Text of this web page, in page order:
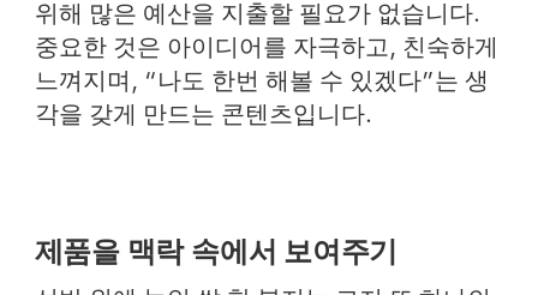
위해 많은 예산을 지출할 필요가 없습니다.
중요한 것은 아이디어를 자극하고, 친숙하게
느껴지며, “나도 한번 해볼 수 있겠다”는 생
각을 갖게 만드는 콘텐츠입니다.
제품을 맥락 속에서 보여주기